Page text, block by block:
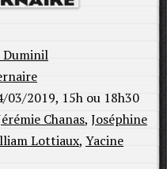
Duminil
03/2019, 15h ou 18h30
Chanas, Joséphine
Lottiaux, Yacine